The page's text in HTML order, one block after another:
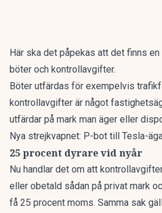
Här ska det påpekas att det finns
böter och kontrollavgifter.
Böter utfärdas för exempelvis
kontrollavgifter är något
utfärdar på mark man äger eller
Nya strejkvapnet: P-bot till Tesla-
25 procent dyrare vid nyår
Nu handlar det om att
eller obetald sådan på privat mark
få 25 procent moms. Samma sak